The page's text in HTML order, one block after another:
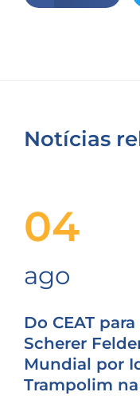
Notícias
04
ago
Do CEAT
Scherer
Mundial por
Trampolim